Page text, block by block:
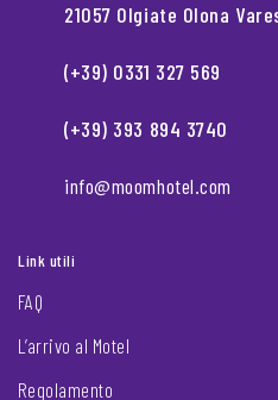
21057 Olgiate Olona
(+39) 0331 327 569
(+39) 393 894 3740
info@moomhotel.com
Link utili
FAQ
L’arrivo al Motel
Regolamento